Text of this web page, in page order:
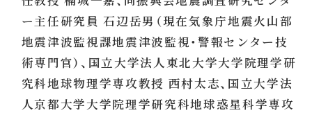
ー主任研究員 石辺岳男（現在気象庁地震火山部
地震津波監視課地震津波監視・警報センター技
術専門官）、国立大学法人東北大学大学院理学研
究科地球物理学専攻教授 西村太志、国立大学法
人京都大学大学院理学研究科地球惑星科学専攻